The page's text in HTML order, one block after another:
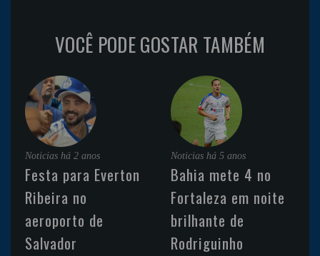
VOCÊ PODE GOSTAR TAMBÉM
Noticias há 2 anos
Festa para Everton
Ribeira no
aeroporto de
Salvador
Noticias há 5 anos
Bahia mete 4 no
Fortaleza em noite
brilhante de
Rodriguinho